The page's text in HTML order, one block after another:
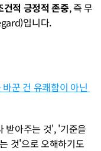
건적 긍정적 존중, 즉 무
입니다.
꾼 건 유쾌함이 아닌
받아주는 것', '기준을
것'으로 오해하기도